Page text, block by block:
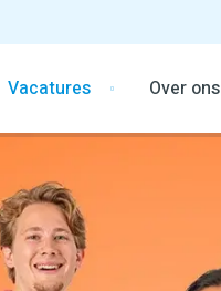
Vacatures Over ons